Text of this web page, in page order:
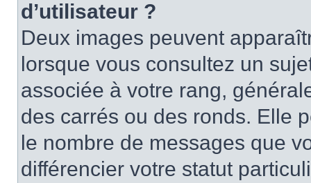
d’utilisateur ?
Deux images peuvent
lorsque vous consultez un
associée à votre rang,
des carrés ou des ronds. Elle
le nombre de messages que
différencier votre statut